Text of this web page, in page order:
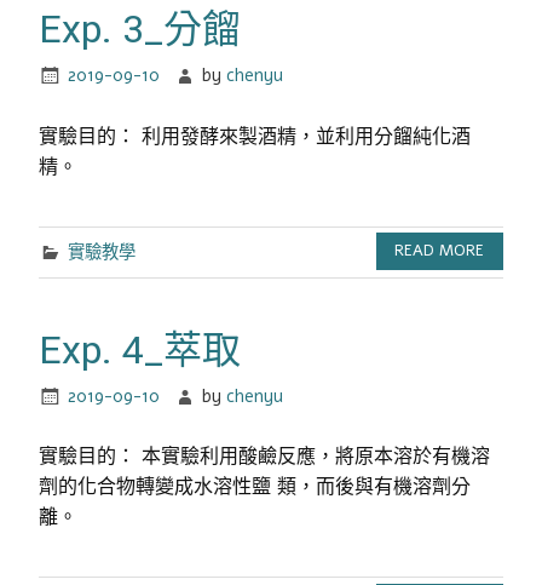
Exp. 3_分餾
2019-09-10 bychenyu
實驗目的： 利用發酵來製酒精，並利用分餾純化酒
精。
實驗教學 READ MORE
Exp. 4_萃取
2019-09-10 bychenyu
實驗目的： 本實驗利用酸鹼反應，將原本溶於有機溶
劑的化合物轉變成水溶性鹽 類，而後與有機溶劑分
離。